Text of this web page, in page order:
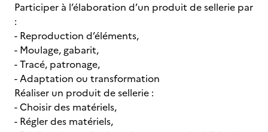
Participer à l’élaboration d’un produit de sellerie par
:
- Reproduction d’éléments,
- Moulage, gabarit,
- Tracé, patronage,
- Adaptation ou transformation
Réaliser un produit de sellerie :
- Choisir des matériels,
- Régler des matériels,